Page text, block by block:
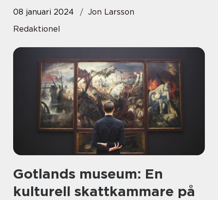
08 januari 2024
Jon Larsson
Redaktionel
Gotlands museum: En
kulturell skattkammare på